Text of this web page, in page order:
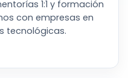
1:1 y formación
con empresas en
tecnológicas.